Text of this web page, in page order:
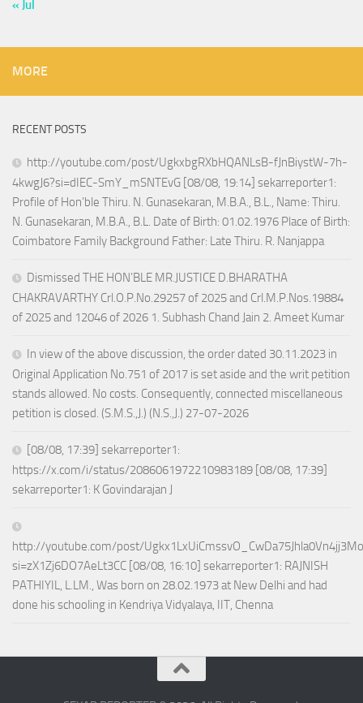
« Jul
MORE
RECENT POSTS
http://youtube.com/post/UgkxbgRXbHQANLsB-fJnBiystW-7h-
4kwgJ6?si=dIEC-SmY_mSNTEvG [08/08, 19:14] sekarreporter1:
Profile of Hon’ble Thiru. N. Gunasekaran, M.B.A., B.L., Name: Thiru.
N. Gunasekaran, M.B.A., B.L. Date of Birth: 01.02.1976 Place of Birth:
Coimbatore Family Background Father: Late Thiru. R. Nanjappa
Dismissed THE HON’BLE MR.JUSTICE D.BHARATHA
CHAKRAVARTHY Crl.O.P.No.29257 of 2025 and Crl.M.P.Nos.19884
of 2025 and 12046 of 2026 1. Subhash Chand Jain 2. Ameet Kumar
In view of the above discussion, the order dated 30.11.2023 in
Original Application No.751 of 2017 is set aside and the writ petition
stands allowed. No costs. Consequently, connected miscellaneous
petition is closed. (S.M.S.,J.) (N.S.,J.) 27-07-2026
[08/08, 17:39] sekarreporter1:
https://x.com/i/status/2086061972210983189 [08/08, 17:39]
sekarreporter1: K Govindarajan J
http://youtube.com/post/
si=zX1Zj6DO7AeLt3CC [08/08, 16:10] sekarreporter1: RAJNISH
PATHIYIL, L.LM., Was born on 28.02.1973 at New Delhi and had
done his schooling in Kendriya Vidyalaya, IIT, Chenna